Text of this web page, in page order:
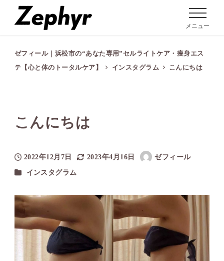
メニュー
ゼフィール｜浜松市の“あなた専用”セルライトケア・痩身エス
テ【心と体のトータルケア】
インスタグラム こんにちは️
こんにちは️
2022年12月7日
2023年4月16日
著
ゼフィール
カテゴリー
インスタグラム